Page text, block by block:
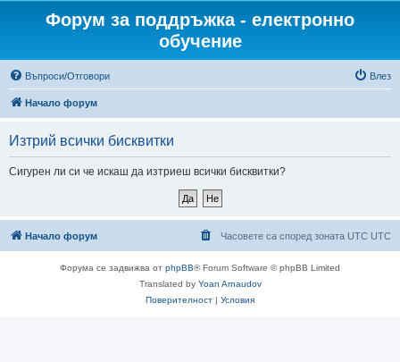
Форум за поддръжка - електронно
обучение
Въпроси/Отговори Влез
Начало форум
Изтрий всички бисквитки
Сигурен ли си че искаш да изтриеш всички бисквитки?
Начало форум Часовете са според зоната UTC UTC
Форума се задвижва от phpBB® Forum Software © phpBB Limited
Translated by Yoan Arnaudov
Поверителност | Условия